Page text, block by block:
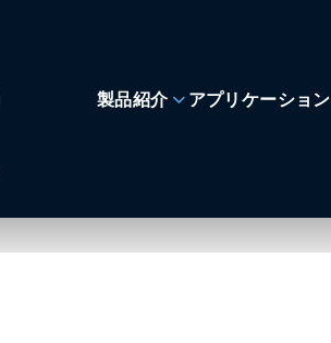
製品紹介 アプリケーション